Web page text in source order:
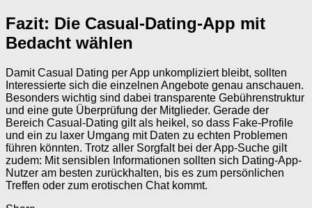
Fazit: Die Casual-Dating-App mit
Bedacht wählen
Damit Casual Dating per App unkompliziert bleibt, sollten
Interessierte sich die einzelnen Angebote genau anschauen.
Besonders wichtig sind dabei transparente Gebührenstruktur
und eine gute Überprüfung der Mitglieder. Gerade der
Bereich Casual-Dating gilt als heikel, so dass Fake-Profile
und ein zu laxer Umgang mit Daten zu echten Problemen
führen könnten. Trotz aller Sorgfalt bei der App-Suche gilt
zudem: Mit sensiblen Informationen sollten sich Dating-App-
Nutzer am besten zurückhalten, bis es zum persönlichen
Treffen oder zum erotischen Chat kommt.